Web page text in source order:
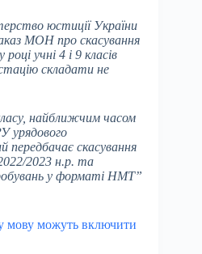
юстиції України
МОН про скасування
учні 4 і 9 класів
складати не
найближчим часом
урядового
передбачає скасування
2023 н.р. та
у форматі НМТ”
мову можуть включити